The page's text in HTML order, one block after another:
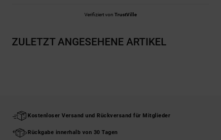
Verifiziert von TrustVille
ZULETZT ANGESEHENE ARTIKEL
Kostenloser Versand und Rückversand für Mitglieder
Rückgabe innerhalb von 30 Tagen